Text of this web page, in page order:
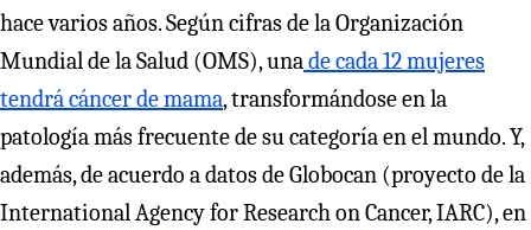
hace varios años. Según cifras de la Organización
Mundial de la Salud (OMS), unade cada 12 mujeres
tendrá cáncer de mama, transformándose en la
patología más frecuente de su categoría en el mundo. Y,
además, de acuerdo a datos de Globocan (proyecto de la
International Agency for Research on Cancer, IARC), en